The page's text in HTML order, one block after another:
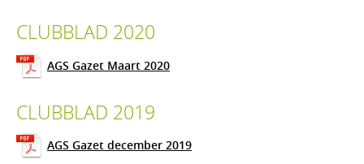
CLUBBLAD 2020
AGS Gazet Maart 2020
CLUBBLAD 2019
AGS Gazet december 2019